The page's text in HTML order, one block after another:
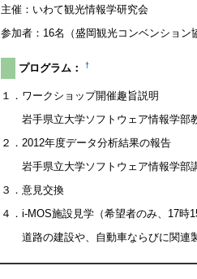
主催：いわて観光情報学研究会
参加者：16名（盛岡観光コンベンション
プログラム：†
１．ワークショップ開催趣旨説明
岩手県立大学ソフトウェア情報学部
２．2012年度データ分析結果の報告
岩手県立大学ソフトウェア情報学部
３．意見交換
４．i-MOS施設見学（希望者のみ、17時
道路の建設や、自動車ならびに関連製